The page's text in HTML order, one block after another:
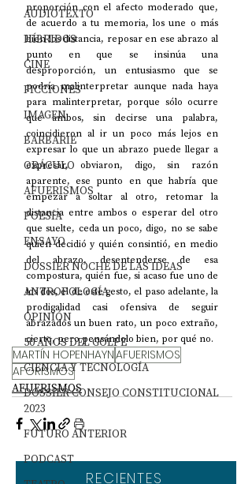
AUDIOTEXTO
HÍBRIDOS
CINE
FICCIONES
IMAGEN
BARBARIE
ORÁCULO
AFUERISMOS
POESÍA
ENSAYO
DOSSIER NOCHE DE LAS IDEAS
ANTROPOLOGÍA
OPINIÓN
50 AÑOS DEL GOLPE
CIENCIA Y TECNOLOGÍA
DOSSIER CONSEJO CONSTITUCIONAL
2023
FUTURO ANTERIOR
PODCAST
proporción con el afecto moderado que,
de acuerdo a tu memoria, los une o más
bien los distancia, reposar en ese abrazo al
punto en que se insinúa una
desproporción, un entusiasmo que se
podría malinterpretar aunque nada haya
para malinterpretar, porque sólo ocurre
que ambos, sin decirse una palabra,
coincidieron al ir un poco más lejos en
expresar lo que un abrazo puede llegar a
expresar, obviaron, digo, sin razón
aparente, ese punto en que habría que
empezar a soltar al otro, retomar la
distancia entre ambos o esperar del otro
que suelte, ceda un poco, digo, no se sabe
quién decidió y quién consintió, en medio
del abrazo, desentenderse de esa
compostura, quién fue, si acaso fue uno de
los dos, el de este gesto, el paso adelante, la
prodigalidad casi ofensiva de seguir
abrazados un buen rato, un poco extraño,
cierto, pero pensándolo bien, por qué no.
MARTÍN HOPENHAYNAFUERISMOS
AFORISMOS
AFUERISMOS
RECIENTES